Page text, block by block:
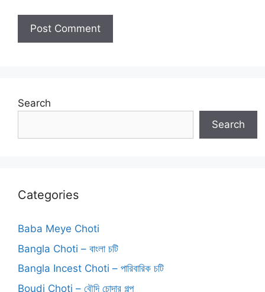
Search
Search
Categories
Baba Meye Choti
Bangla Choti – বাংলা চটি
Bangla Incest Choti – পারিবারিক চটি
Boudi Choti – বৌদি চোদার গল্প